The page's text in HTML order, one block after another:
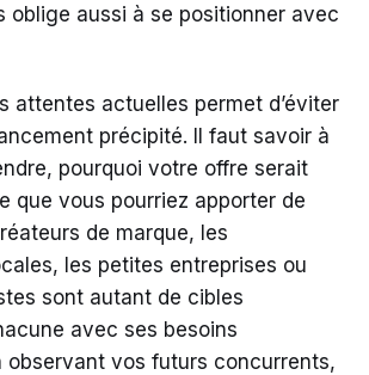
oblige aussi à se positionner avec
attentes actuelles permet d’éviter
précipité. Il faut savoir à
pourquoi votre offre serait
que vous pourriez apporter de
de marque, les
les petites entreprises ou
sont autant de cibles
avec ses besoins
observant vos futurs concurrents,